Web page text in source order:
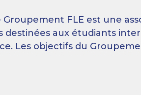
Groupement FLE est une
destinées aux étudiants
Les objectifs du